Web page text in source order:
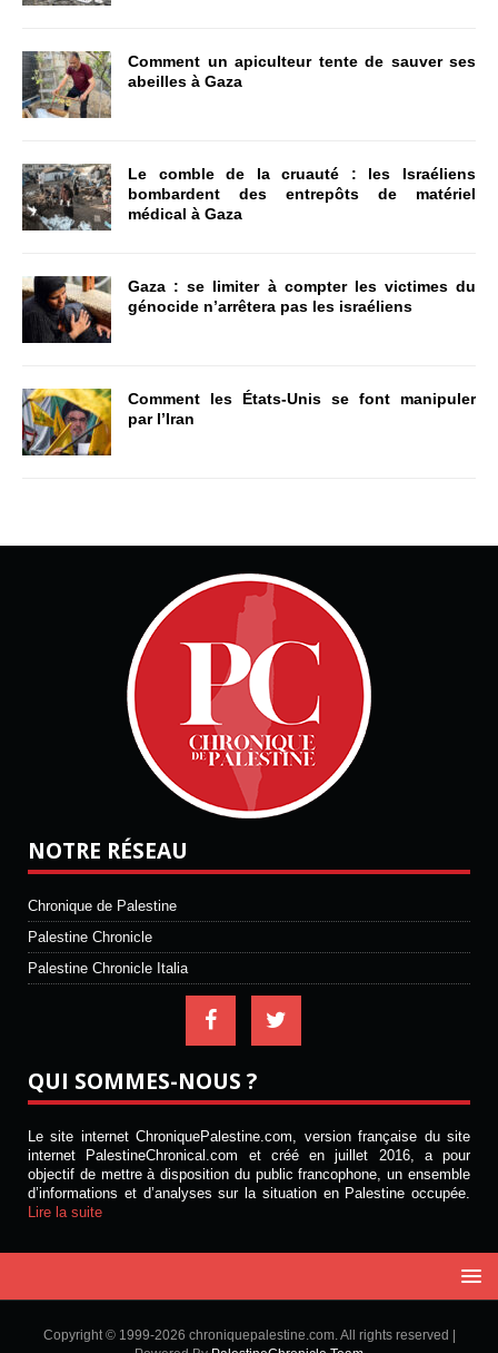
Comment un apiculteur tente de sauver ses
abeilles à Gaza
Le comble de la cruauté : les Israéliens
bombardent des entrepôts de matériel
médical à Gaza
Gaza : se limiter à compter les victimes du
génocide n’arrêtera pas les israéliens
Comment les États-Unis se font manipuler
par l’Iran
NOTRE RÉSEAU
Chronique de Palestine
Palestine Chronicle
Palestine Chronicle Italia
QUI SOMMES-NOUS ?
Le site internet ChroniquePalestine.com, version française du site
internet PalestineChronical.com et créé en juillet 2016, a pour
objectif de mettre à disposition du public francophone, un ensemble
d’informations et d’analyses sur la situation en Palestine occupée.
Lire la suite
Copyright © 1999-2026 chroniquepalestine.com. All rights reserved |